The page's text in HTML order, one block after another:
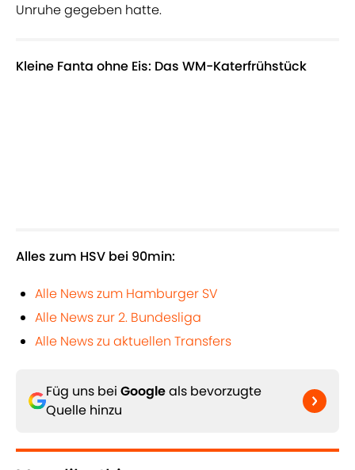
Unruhe gegeben hatte.
Kleine Fanta ohne Eis: Das WM-Katerfrühstück
Alles zum HSV bei 90min:
Alle News zum Hamburger SV
Alle News zur 2. Bundesliga
Alle News zu aktuellen Transfers
Füg uns bei Googleals bevorzugte
Quelle hinzu